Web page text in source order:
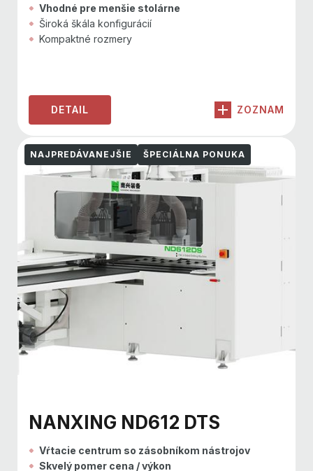
Vhodné pre menšie stolárne
Široká škála konfigurácií
Kompaktné rozmery
DETAIL ZOZNAM
NAJPREDÁVANEJŠIE ŠPECIÁLNA PONUKA
NANXING ND612 DTS
Vŕtacie centrum so zásobníkom nástrojov
Skvelý pomer cena / výkon